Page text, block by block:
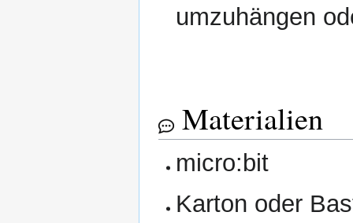
umzuhängen
Materialien
micro:bit
Karton oder